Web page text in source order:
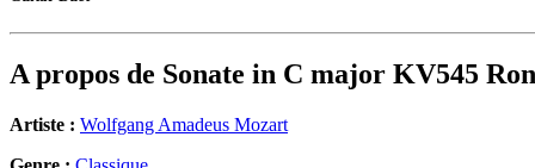
A propos de Sonate in C major KV545
Artiste : Wolfgang Amadeus Mozart